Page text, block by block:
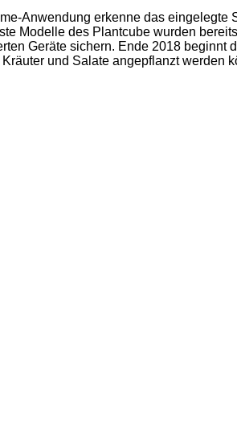
Anwendung erkenne das eingelegte
Modelle des Plantcube wurden
Geräte sichern. Ende 2018 beginnt
und Salate angepflanzt werden